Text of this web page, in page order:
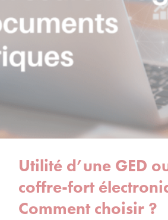
Utilité d’une GED
coffre-fort
Comment choisir ?